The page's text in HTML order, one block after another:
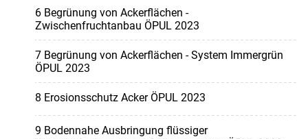
6 Begrünung von Ackerflächen -
Zwischenfruchtanbau ÖPUL 2023
7 Begrünung von Ackerflächen - System Immergrün
ÖPUL 2023
8 Erosionsschutz Acker ÖPUL 2023
9 Bodennahe Ausbringung flüssiger